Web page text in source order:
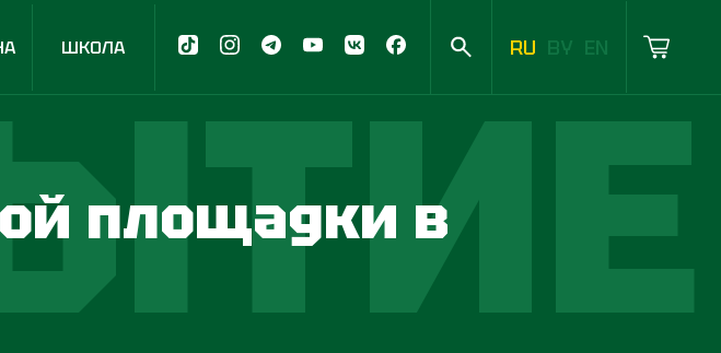
ШКОЛА RU BY EN
площадки в